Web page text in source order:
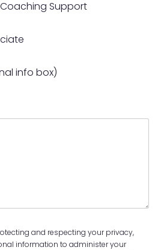
Support
info box)
and respecting your privacy,
information to administer your